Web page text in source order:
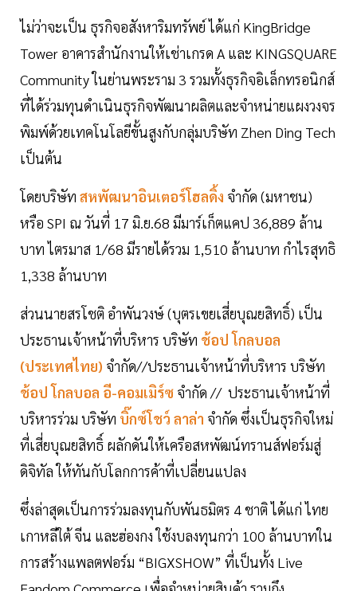
ไม่ว่าจะเป็น ธุรกิจอสังหาริมทรัพย์ ได้แก่ KingBridge
Tower อาคารสำนักงานให้เช่าเกรด A และ KINGSQUARE
Community ในย่านพระราม 3 รวมทั้งธุรกิจอิเล็กทรอนิกส์
ที่ได้ร่วมทุนดำเนินธุรกิจพัฒนาผลิตและจำหน่ายแผงวงจร
พิมพ์ด้วยเทคโนโลยีขั้นสูงกับกลุ่มบริษัท Zhen Ding Tech
เป็นต้น
โดยบริษัท สหพัฒนาอินเตอร์โฮลดิ้ง จำกัด (มหาชน)
หรือ SPI ณ วันที่ 17 มิ.ย.68 มีมาร์เก็ตแคป 36,889 ล้าน
บาท ไตรมาส 1/68 มีรายได้รวม 1,510 ล้านบาท กำไรสุทธิ
1,338 ล้านบาท
ส่วนนายสรโชติ อำพันวงษ์ (บุตรเขยเสี่ยบุณยสิทธิ์) เป็น
ประธานเจ้าหน้าที่บริหาร บริษัท ช้อป โกลบอล
(ประเทศไทย) จำกัด//ประธานเจ้าหน้าที่บริหาร บริษัท
ช้อป โกลบอล อี-คอมเมิร์ซ จำกัด // ประธานเจ้าหน้าที่
บริหารร่วม บริษัท บิ๊กซ์โชว์ ลาล่า จำกัด ซึ่งเป็นธุรกิจใหม่
ที่เสี่ยบุณยสิทธิ์ ผลักดันให้เครือสหพัฒน์ทรานส์ฟอร์มสู่
ดิจิทัล ให้ทันกับโลกการค้าที่เปลี่ยนแปลง
ซึ่งล่าสุดเป็นการร่วมลงทุนกับพันธมิตร 4 ชาติ ได้แก่ ไทย
เกาหลีใต้ จีน และฮ่องกง ใช้งบลงทุนกว่า 100 ล้านบาทใน
การสร้างแพลตฟอร์ม “BIGXSHOW” ที่เป็นทั้ง Live